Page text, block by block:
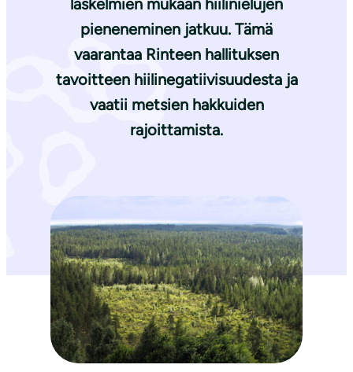
laskelmien mukaan hiilinielujen
pieneneminen jatkuu. Tämä
vaarantaa Rinteen hallituksen
tavoitteen hiilinegatiivisuudesta ja
vaatii metsien hakkuiden
rajoittamista.